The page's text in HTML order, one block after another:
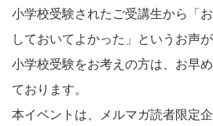
小学校受験されたご受講生から「
しておいてよかった」というお声
小学校受験をお考えの方は、お早
ております。
本イベントは、メルマガ読者限定